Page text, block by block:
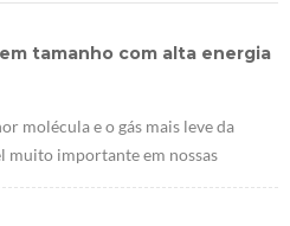
tamanho com alta energia
molécula e o gás mais leve da
muito importante em nossas
significativos em várias
descreve a história da